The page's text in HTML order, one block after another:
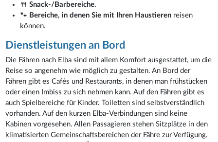
🍴Snack-/Barbereiche.
🐾 Bereiche, in denen Sie mit Ihren Haustieren reisen
können.
Dienstleistungen an Bord
Die Fähren nach Elba sind mit allem Komfort ausgestattet, um die
Reise so angenehm wie möglich zu gestalten. An Bord der
Fähren gibt es Cafés und Restaurants, in denen man frühstücken
oder einen Imbiss zu sich nehmen kann. Auf den Fähren gibt es
auch Spielbereiche für Kinder. Toiletten sind selbstverständlich
vorhanden. Auf den kurzen Elba-Verbindungen sind keine
Kabinen vorgesehen. Allen Passagieren stehen Sitzplätze in den
klimatisierten Gemeinschaftsbereichen der Fähre zur Verfügung.